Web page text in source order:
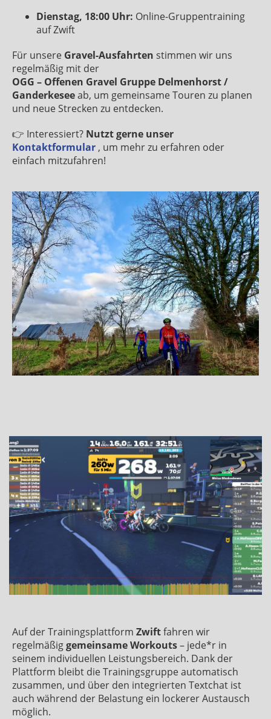
Dienstag, 18:00 Uhr: Online-Gruppentraining
auf Zwift
Für unsere Gravel-Ausfahrten stimmen wir uns
regelmäßig mit der
OGG – Offenen Gravel Gruppe Delmenhorst /
Ganderkeseeab, um gemeinsame Touren zu planen
und neue Strecken zu entdecken.
👉 Interessiert? Nutzt gerne unser
Kontaktformular , um mehr zu erfahren oder
einfach mitzufahren!
Auf der Trainingsplattform Zwiftfahren wir
regelmäßiggemeinsame Workouts– jede*r in
seinem individuellen Leistungsbereich. Dank der
Plattform bleibt die Trainingsgruppe automatisch
zusammen, und über den integrierten Textchat ist
auch während der Belastung ein lockerer Austausch
möglich.